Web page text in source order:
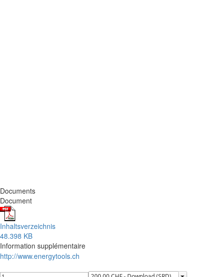
Documents
Document
Inhaltsverzeichnis
48.398 KB
Information supplémentaire
http://www.energytools.ch